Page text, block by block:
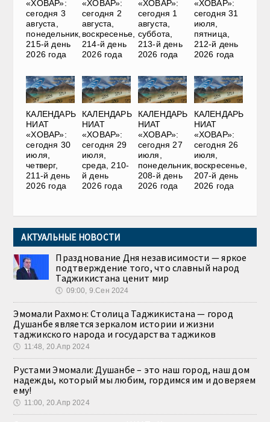
«ХОВАР»:
сегодня 3
августа,
понедельник,
215-й день
2026 года
«ХОВАР»:
сегодня 2
августа,
воскресенье,
214-й день
2026 года
«ХОВАР»:
сегодня 1
августа,
суббота,
213-й день
2026 года
«ХОВАР»:
сегодня 31
июля,
пятница,
212-й день
2026 года
КАЛЕНДАРЬ
НИАТ
«ХОВАР»:
сегодня 30
июля,
четверг,
211-й день
2026 года
КАЛЕНДАРЬ
НИАТ
«ХОВАР»:
сегодня 29
июля,
среда, 210-
й день
2026 года
КАЛЕНДАРЬ
НИАТ
«ХОВАР»:
сегодня 27
июля,
понедельник,
208-й день
2026 года
КАЛЕНДАРЬ
НИАТ
«ХОВАР»:
сегодня 26
июля,
воскресенье,
207-й день
2026 года
АКТУАЛЬНЫЕ НОВОСТИ
Празднование Дня независимости — яркое
подтверждение того, что славный народ
Таджикистана ценит мир
🕔 09:00, 9.Сен 2024
Эмомали Рахмон: Столица Таджикистана — город
Душанбе является зеркалом истории и жизни
таджикского народа и государства таджиков
🕔 11:48, 20.Апр 2024
Рустами Эмомали: Душанбе – это наш город, наш дом
надежды, который мы любим, гордимся им и доверяем
ему!
🕔 11:00, 20.Апр 2024